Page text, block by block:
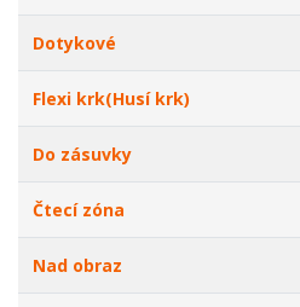
Dotykové
Flexi krk(Husí krk)
Do zásuvky
Čtecí zóna
Nad obraz